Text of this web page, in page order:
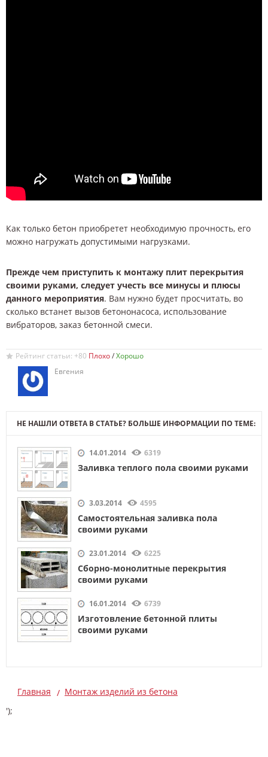
Как только бетон приобретет необходимую прочность, его
можно нагружать допустимыми нагрузками.
Прежде чем приступить к монтажу плит перекрытия
своими руками, следует учесть все минусы и плюсы
данного мероприятия. Вам нужно будет просчитать, во
сколько встанет вызов бетононасоса, использование
вибраторов, заказ бетонной смеси.
Рейтинг статьи: +80
/
Евгения
НЕ НАШЛИ ОТВЕТА В СТАТЬЕ? БОЛЬШЕ ИНФОРМАЦИИ ПО ТЕМЕ:
14.01.2014 6319
Заливка теплого пола своими руками
3.03.2014 4595
Самостоятельная заливка пола
своими руками
23.01.2014 6225
Сборно-монолитные перекрытия
своими руками
16.01.2014 6739
Изготовление бетонной плиты
своими руками
Главная
Монтаж изделий из бетона
');